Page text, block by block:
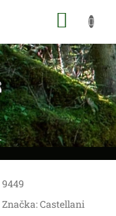
9449
Značka:Castellani